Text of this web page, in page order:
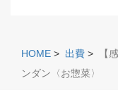
HOME > 出費 >
【
ンダン〈お惣菜〉